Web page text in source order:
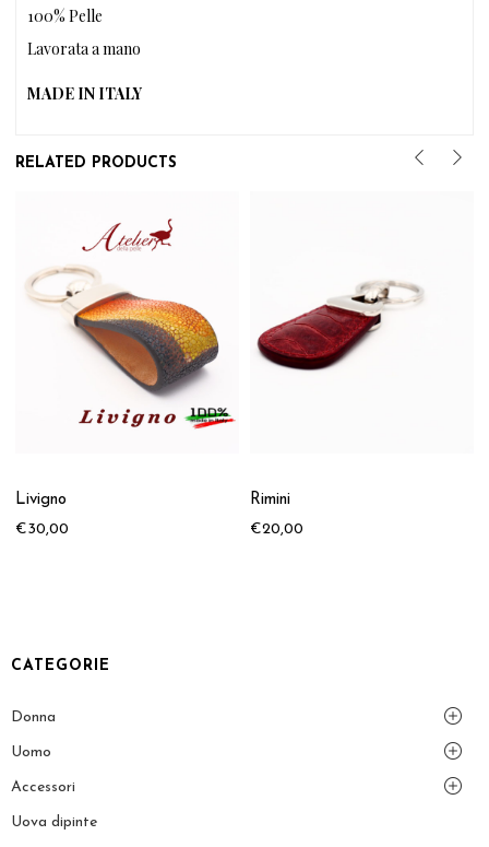
100% Pelle
Lavorata a mano
MADE IN ITALY
RELATED PRODUCTS
Livigno
€30,00
Rimini
€20,00
CATEGORIE
Donna
Uomo
Accessori
Uova dipinte